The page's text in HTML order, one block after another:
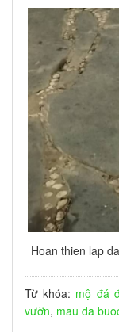
Hoan thien lap
Từ khóa: mộ đá
vườn, mau da